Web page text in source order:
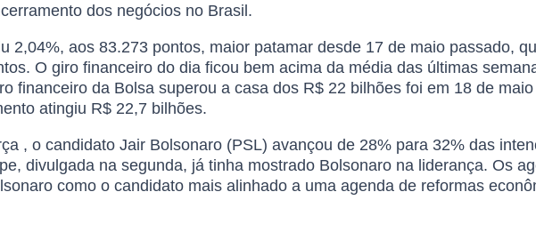
dos negócios no Brasil.
2,04%, aos 83.273 pontos, maior patamar desde 17 de maio passado,
O giro financeiro do dia ficou bem acima da média das últimas
financeiro da Bolsa superou a casa dos R$ 22 bilhões foi em 18 de
atingiu R$ 22,7 bilhões.
, o candidato Jair Bolsonaro (PSL) avançou de 28% para 32% das
divulgada na segunda, já tinha mostrado Bolsonaro na liderança. Os
como o candidato mais alinhado a uma agenda de reformas